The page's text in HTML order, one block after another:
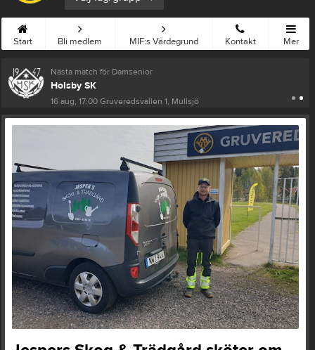
Start Bli medlem MIF:s Värdegrund Kontakt Mer
Nästa match för Damsenior
Holsby SK
16 aug, 17:00Gruveredsvallen 1, Mullsjö